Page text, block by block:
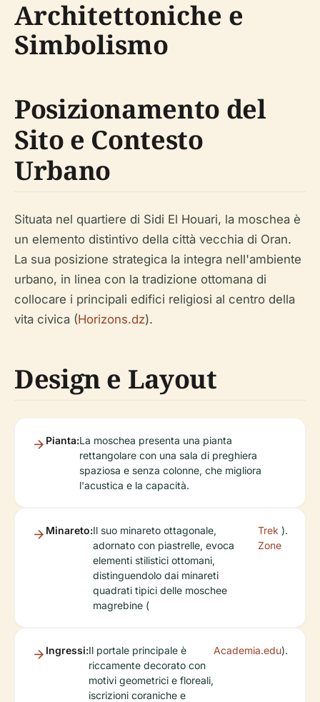
Architettoniche e
Simbolismo
Posizionamento del
Sito e Contesto
Urbano
Situata nel quartiere di Sidi El Houari, la moschea è
un elemento distintivo della città vecchia di Oran.
La sua posizione strategica la integra nell'ambiente
urbano, in linea con la tradizione ottomana di
collocare i principali edifici religiosi al centro della
vita civica (Horizons.dz).
Design e Layout
Pianta:La moschea presenta una pianta
rettangolare con una sala di preghiera
spaziosa e senza colonne, che migliora
l'acustica e la capacità.
Minareto:Il suo minareto ottagonale,
adornato con piastrelle, evoca
elementi stilistici ottomani,
distinguendolo dai minareti
quadrati tipici delle moschee
magrebine (
Trek
Zone
).
Ingressi:Il portale principale è
riccamente decorato con
motivi geometrici e floreali,
iscrizioni coraniche e
Academia.edu).